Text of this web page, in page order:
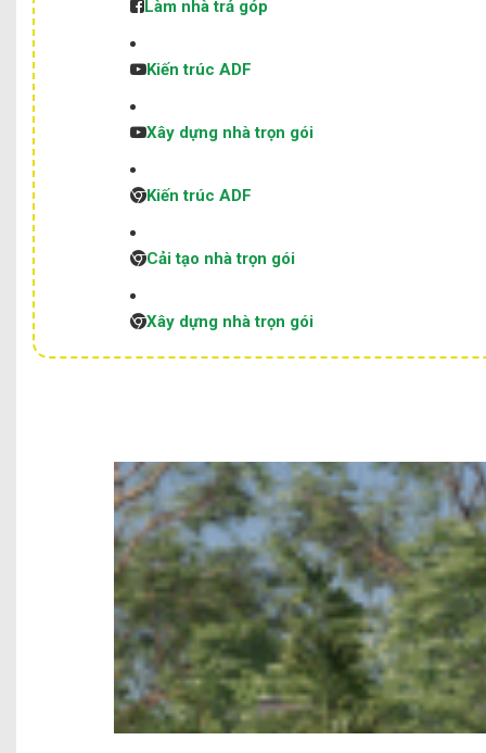
Làm nhà trả góp
Kiến trúc ADF
Xây dựng nhà trọn gói
Kiến trúc ADF
Cải tạo nhà trọn gói
Xây dựng nhà trọn gói